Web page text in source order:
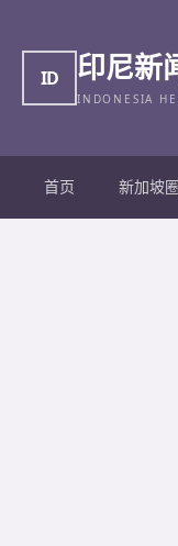
ID 印尼新
INDONESIA
首页 新加坡圈